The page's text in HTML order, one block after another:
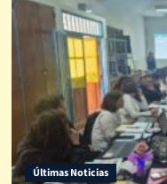
Últimas Noticias